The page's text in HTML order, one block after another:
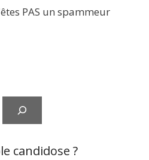
PAS un spammeur
candidose ?